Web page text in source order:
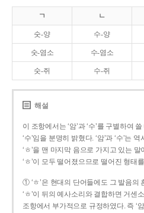
ㄱ ㄴ
숫-양 수-양
숫-염소 수-염소
숫-쥐 수-쥐
해설
이 조항에서는 ‘암’과 ‘수’를 구별하여
‘수’임을 분명히 밝혔다. ‘암’과 ‘수’는
‘ㅎ’을 맨 마지막 음으로 가지고 있는
‘ㅎ’이 모두 떨어졌으므로 떨어진 형태
① ‘ㅎ’은 현대의 단어들에도 그 발음의
‘ㅎ’이 뒤의 예사소리와 결합하면 거센
조항에서 부가적으로 규정하였다. 즉 ‘